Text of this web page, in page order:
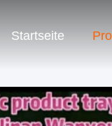
Startseite